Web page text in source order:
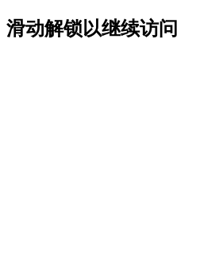
滑动解锁以继续访问